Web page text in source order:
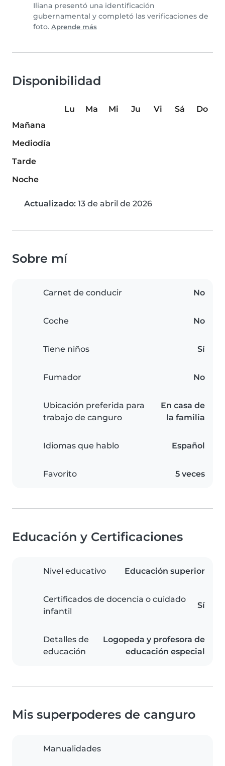
Iliana presentó una identificación
gubernamental y completó las verificaciones de
foto. Aprende más
Disponibilidad
Lu Ma Mi Ju Vi Sá
Do
Mañana
Mediodía
Tarde
Noche
Actualizado: 13 de abril de 2026
Sobre mí
Carnet de conducir No
Coche No
Tiene niños Sí
Fumador No
Ubicación preferida para
trabajo de canguro
En casa de
la familia
Idiomas que hablo Español
Favorito 5 veces
Educación y Certificaciones
Nivel educativo Educación superior
Certificados de docencia o cuidado
infantil
Sí
Detalles de
educación
Logopeda y profesora de
educación especial
Mis superpoderes de canguro
Manualidades